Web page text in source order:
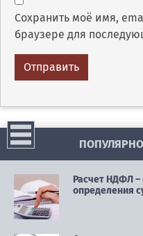
Сохранить моё имя,
браузере для
Расчет НДФЛ
определения